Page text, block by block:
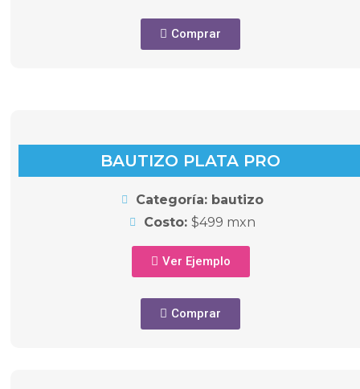
Comprar
BAUTIZO PLATA PRO
Categoría: bautizo
Costo:$499 mxn
Ver Ejemplo
Comprar